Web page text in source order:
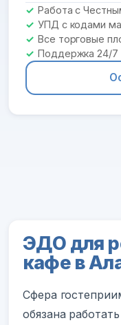
Работа с
УПД с кодами
Все торговые
Поддержка 24/7
ЭДО для
кафе в
Сфера
обязана